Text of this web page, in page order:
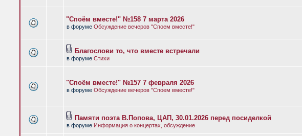
"Споём вместе!" №158 7 марта 2026
в форуме Обсуждение вечеров "Споем вместе!"
Благослови то, что вместе встречали
в форуме Стихи
"Споём вместе!" №157 7 февраля 2026
в форуме Обсуждение вечеров "Споем вместе!"
Памяти поэта В.Попова, ЦАП, 30.01.2026 перед посиделкой
в форуме Информация о концертах, обсуждение